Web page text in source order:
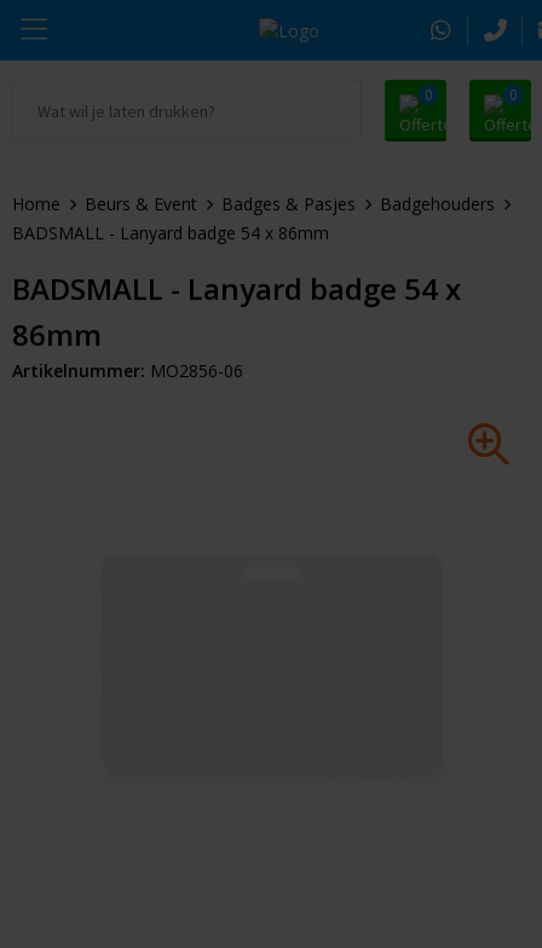
0 0
Drinkwaren
Tassen & Reizen
Alle promosnoepje
Zomer
Kerst
Thule
Alle merken
Home Beurs & Event Badges & Pasjes
Badgehouders
BADSMALL - Lanyard badge 54 x 86mm
BADSMALL - Lanyard badge 54 x
86mm
Artikelnummer: MO2856-06